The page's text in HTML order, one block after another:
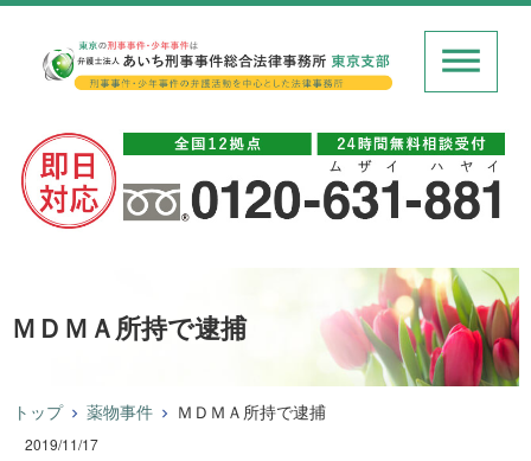
ＭＤＭＡ所持で逮捕
トップ 薬物事件 ＭＤＭＡ所持で逮捕
2019/11/17